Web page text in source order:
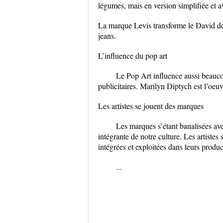
légumes, mais en version simplifiée et
La marque Levis transforme le David
jeans.
L’influence du pop art
Le Pop Art influence aussi
publicitaires. Marilyn Diptych est
Les artistes se jouent des marques
Les marques s’étant banalisées
intégrante de notre culture. Les artistes
intégrées et exploitées dans leurs
...